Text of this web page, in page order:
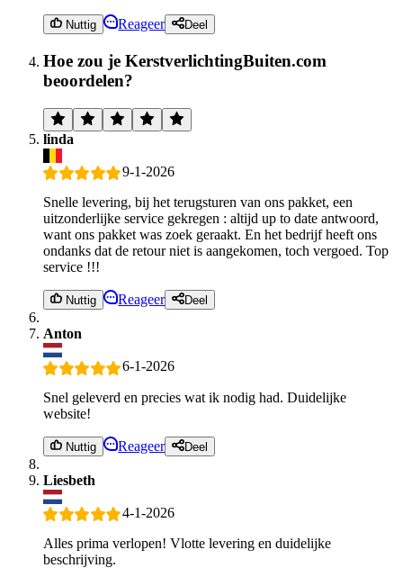
Nuttig Reageer Deel
Hoe zou je KerstverlichtingBuiten.com
beoordelen?
linda
9-1-2026
Snelle levering, bij het terugsturen van ons pakket, een
uitzonderlijke service gekregen : altijd up to date antwoord,
want ons pakket was zoek geraakt. En het bedrijf heeft ons
ondanks dat de retour niet is aangekomen, toch vergoed. Top
service !!!
Nuttig Reageer Deel
Anton
6-1-2026
Snel geleverd en precies wat ik nodig had. Duidelijke
website!
Nuttig Reageer Deel
Liesbeth
4-1-2026
Alles prima verlopen! Vlotte levering en duidelijke
beschrijving.